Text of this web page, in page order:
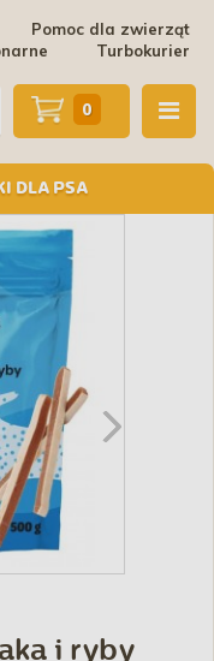
Pomoc dla zwierząt
Turbokurier
DLA PSA
0
i ryby